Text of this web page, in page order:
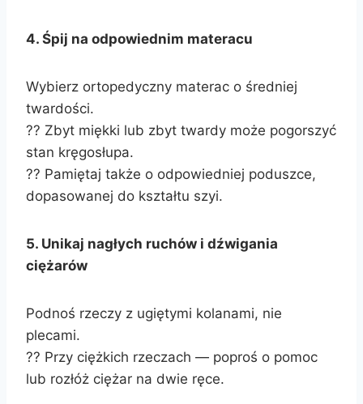
4. Śpij na odpowiednim materacu
Wybierz ortopedyczny materac o średniej
twardości.
?? Zbyt miękki lub zbyt twardy może pogorszyć
stan kręgosłupa.
?? Pamiętaj także o odpowiedniej poduszce,
dopasowanej do kształtu szyi.
5. Unikaj nagłych ruchów i dźwigania
ciężarów
Podnoś rzeczy z ugiętymi kolanami, nie
plecami.
?? Przy ciężkich rzeczach — poproś o pomoc
lub rozłóż ciężar na dwie ręce.